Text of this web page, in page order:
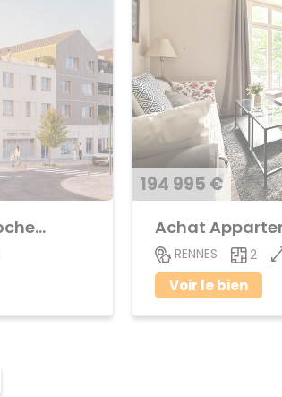
Achat Appartement proche centre ville
194 995 €
RENNES 2
Voir le bien